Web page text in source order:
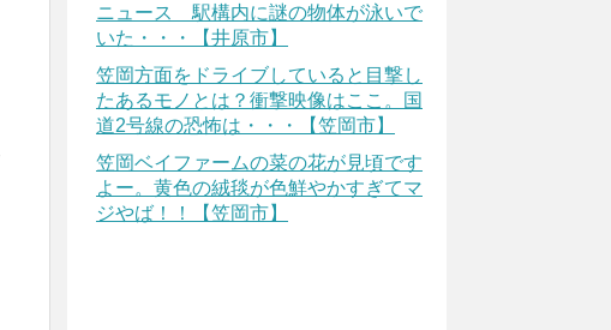
ニュース 駅構内に謎の物体が泳いで
いた・・・【井原市】
笠岡方面をドライブしていると目撃し
たあるモノとは？衝撃映像はここ。国
道2号線の恐怖は・・・【笠岡市】
笠岡ベイファームの菜の花が見頃です
よー。黄色の絨毯が色鮮やかすぎてマ
ジやば！！【笠岡市】